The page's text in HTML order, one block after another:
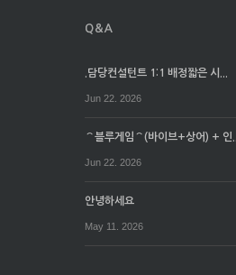
.담당컨설턴트 1:1 배정짧은 시...
Jun 22. 2026
⌒블루게임⌒(바이브+상어) + 인...
Jun 22. 2026
안녕하세요
May 11. 2026